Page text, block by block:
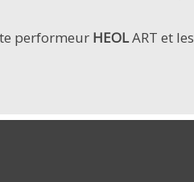
performeur HEOLART et les